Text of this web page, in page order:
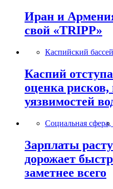
Иран и
свой «TRIPP»
Каспийский
Каспий
оценка рисков,
уязвимостей
Социальная сфера,
Зарплаты
дорожает
заметнее всего